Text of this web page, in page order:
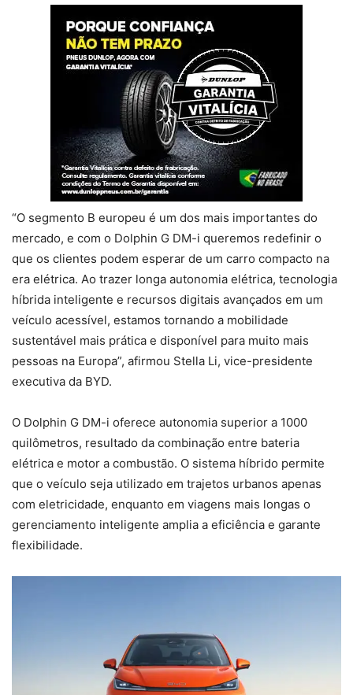
“O segmento B europeu é um dos mais importantes do
mercado, e com o Dolphin G DM-i queremos redefinir o
que os clientes podem esperar de um carro compacto na
era elétrica. Ao trazer longa autonomia elétrica, tecnologia
híbrida inteligente e recursos digitais avançados em um
veículo acessível, estamos tornando a mobilidade
sustentável mais prática e disponível para muito mais
pessoas na Europa”, afirmou Stella Li, vice-presidente
executiva da BYD.
O Dolphin G DM-i oferece autonomia superior a 1000
quilômetros, resultado da combinação entre bateria
elétrica e motor a combustão. O sistema híbrido permite
que o veículo seja utilizado em trajetos urbanos apenas
com eletricidade, enquanto em viagens mais longas o
gerenciamento inteligente amplia a eficiência e garante
flexibilidade.